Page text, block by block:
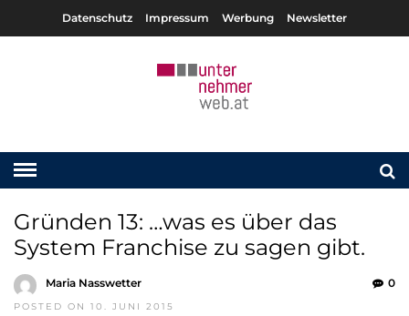
Datenschutz Impressum Werbung Newsletter
Gründen 13: …was es über das
System Franchise zu sagen gibt.
Maria Nasswetter
POSTED ON 10. JUNI 2015
0